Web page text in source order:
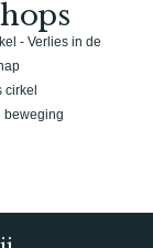
- Verlies in de
cirkel
beweging